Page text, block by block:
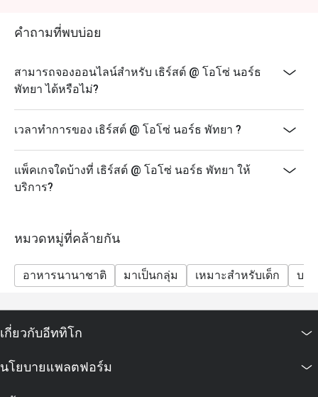
คำถามที่พบบ่อย
สามารถจองออนไลน์สำหรับ เธิร์สต์ @ โอโซ่ นอร์ธ
พัทยา ได้หรือไม่?
เวลาทำการของ เธิร์สต์ @ โอโซ่ นอร์ธ พัทยา ?
แพ็คเกจใดบ้างที่ เธิร์สต์ @ โอโซ่ นอร์ธ พัทยา ให้
บริการ?
หมวดหมู่ที่คล้ายกัน
อาหารนานาชาติ มาเป็นกลุ่ม เหมาะสำหรับเด็ก บาร์
เกี่ยวกับอีททิโก
นโยบายแพลตฟอร์ม